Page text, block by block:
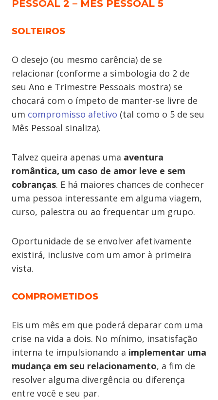
PESSOAL 2 – MÊS PESSOAL 5
SOLTEIROS
O desejo (ou mesmo carência) de se
relacionar (conforme a simbologia do 2 de
seu Ano e Trimestre Pessoais mostra) se
chocará com o ímpeto de manter-se livre de
um compromisso afetivo (tal como o 5 de seu
Mês Pessoal sinaliza).
Talvez queira apenas uma aventura
romântica, um caso de amor leve e sem
cobranças. E há maiores chances de conhecer
uma pessoa interessante em alguma viagem,
curso, palestra ou ao frequentar um grupo.
Oportunidade de se envolver afetivamente
existirá, inclusive com um amor à primeira
vista.
COMPROMETIDOS
Eis um mês em que poderá deparar com uma
crise na vida a dois. No mínimo, insatisfação
interna te impulsionando a implementar uma
mudança em seu relacionamento, a fim de
resolver alguma divergência ou diferença
entre você e seu par.